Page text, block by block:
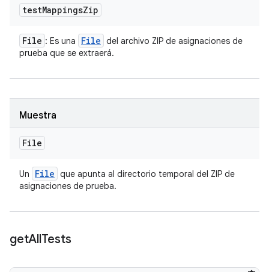
testMappingsZip
File : Es una File del archivo ZIP de asignaciones de
prueba que se extraerá.
Muestra
File
Un File que apunta al directorio temporal del ZIP de
asignaciones de prueba.
getAllTests